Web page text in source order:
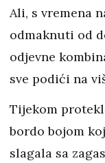
Ali, s vremena
odmaknuti od
odjevne
sve podići na
Tijekom
bordo bojom
slagala sa